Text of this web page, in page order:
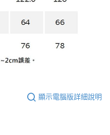
顯示電腦版詳細說明